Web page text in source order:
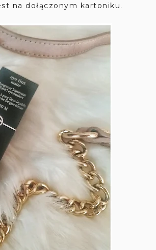
na dołączonym kartoniku.